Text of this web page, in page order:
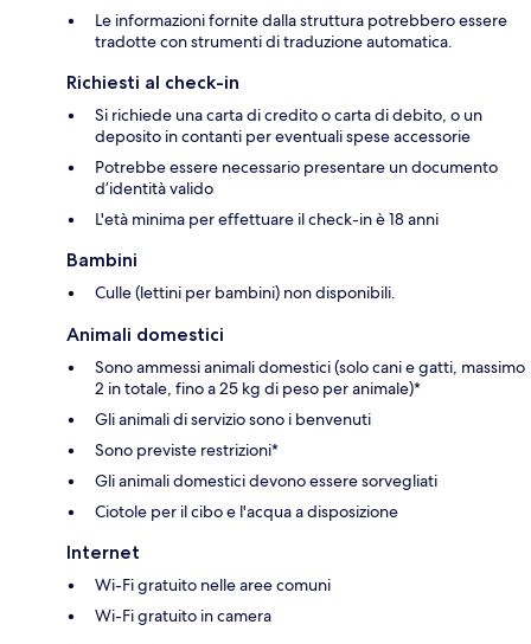
Le informazioni fornite dalla struttura potrebbero essere
tradotte con strumenti di traduzione automatica.
Richiesti al check-in
Si richiede una carta di credito o carta di debito, o un
deposito in contanti per eventuali spese accessorie
Potrebbe essere necessario presentare un documento
d’identità valido
L'età minima per effettuare il check-in è 18 anni
Bambini
Culle (lettini per bambini) non disponibili.
Animali domestici
Sono ammessi animali domestici (solo cani e gatti, massimo
2 in totale, fino a 25 kg di peso per animale)*
Gli animali di servizio sono i benvenuti
Sono previste restrizioni*
Gli animali domestici devono essere sorvegliati
Ciotole per il cibo e l'acqua a disposizione
Internet
Wi-Fi gratuito nelle aree comuni
Wi-Fi gratuito in camera